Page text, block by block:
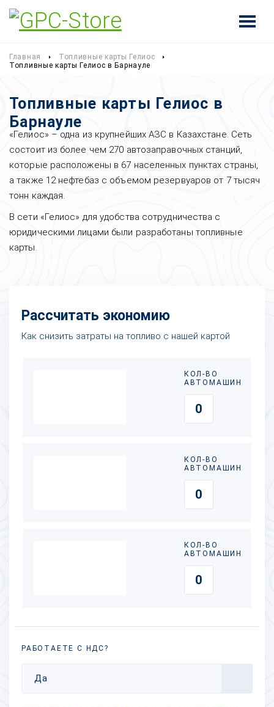
Главная
Топливные карты Гелиос
Топливные карты Гелиос в Барнауле
Топливные карты Гелиос в
Барнауле
«Гелиос» – одна из крупнейших АЗС в Казахстане. Сеть
состоит из более чем 270 автозаправочных станций,
которые расположены в 67 населенных пунктах страны,
а также 12 нефтебаз с объемом резервуаров от 7 тысяч
тонн каждая.
В сети «Гелиос» для удобства сотрудничества с
юридическими лицами были разработаны топливные
карты.
Рассчитать экономию
Как снизить затраты на топливо с нашей картой
КОЛ-ВО
АВТОМАШИН
КОЛ-ВО
АВТОМАШИН
КОЛ-ВО
АВТОМАШИН
РАБОТАЕТЕ С НДС?
Да